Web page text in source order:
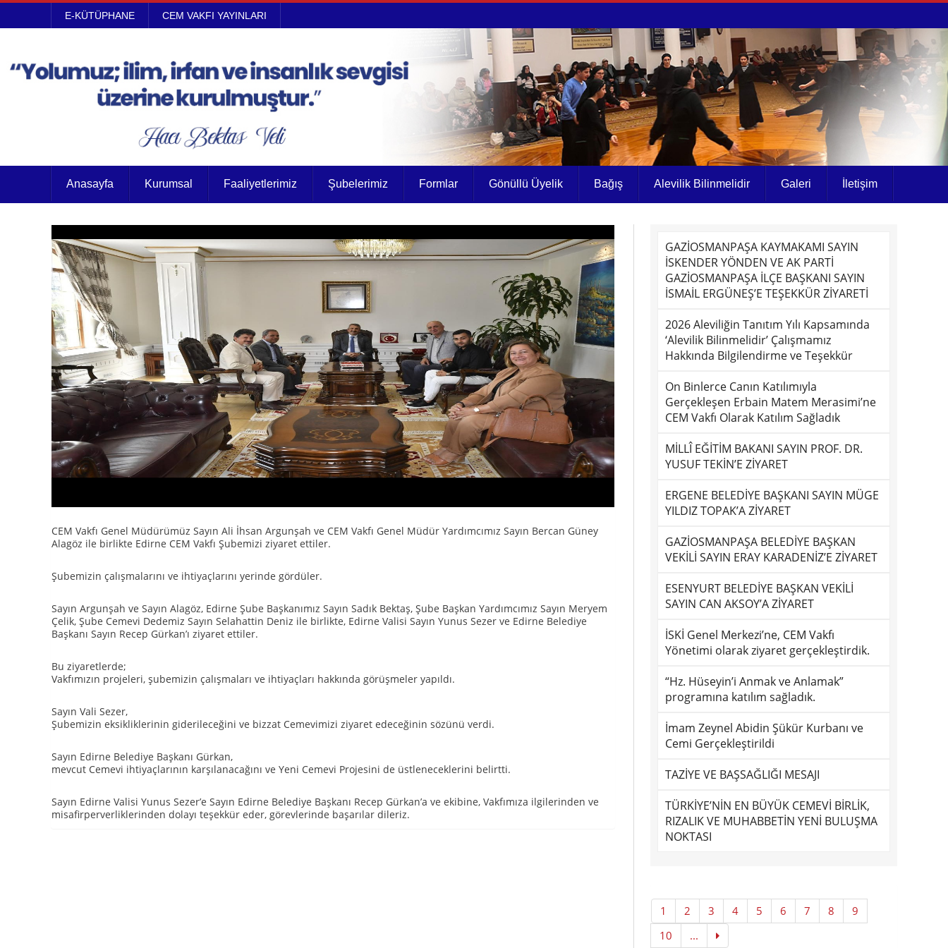
E-KÜTÜPHANE CEM VAKFI YAYINLARI
Anasayfa Kurumsal Faaliyetlerimiz Şubelerimiz Formlar Gönüllü Üyelik Bağış Alevilik Bilinmelidir Galeri İletişim
CEM Vakfı Genel Müdürümüz Sayın Ali İhsan Argunşah ve CEM Vakfı Genel Müdür Yardımcımız Sayın Bercan Güney
Alagöz ile birlikte Edirne CEM Vakfı Şubemizi ziyaret ettiler.
Şubemizin çalışmalarını ve ihtiyaçlarını yerinde gördüler.
Sayın Argunşah ve Sayın Alagöz, Edirne Şube Başkanımız Sayın Sadık Bektaş, Şube Başkan Yardımcımız Sayın Meryem
Çelik, Şube Cemevi Dedemiz Sayın Selahattin Deniz ile birlikte, Edirne Valisi Sayın Yunus Sezer ve Edirne Belediye
Başkanı Sayın Recep Gürkan’ı ziyaret ettiler.
Bu ziyaretlerde;
Vakfımızın projeleri, şubemizin çalışmaları ve ihtiyaçları hakkında görüşmeler yapıldı.
Sayın Vali Sezer,
Şubemizin eksikliklerinin giderileceğini ve bizzat Cemevimizi ziyaret edeceğinin sözünü verdi.
Sayın Edirne Belediye Başkanı Gürkan,
mevcut Cemevi ihtiyaçlarının karşılanacağını ve Yeni Cemevi Projesini de üstleneceklerini belirtti.
Sayın Edirne Valisi Yunus Sezer’e Sayın Edirne Belediye Başkanı Recep Gürkan’a ve ekibine, Vakfımıza ilgilerinden ve
misafirperverliklerinden dolayı teşekkür eder, görevlerinde başarılar dileriz.
GAZİOSMANPAŞA KAYMAKAMI SAYIN
İSKENDER YÖNDEN VE AK PARTİ
GAZİOSMANPAŞA İLÇE BAŞKANI SAYIN
İSMAİL ERGÜNEŞ’E TEŞEKKÜR ZİYARETİ
2026 Aleviliğin Tanıtım Yılı Kapsamında
‘Alevilik Bilinmelidir’ Çalışmamız
Hakkında Bilgilendirme ve Teşekkür
On Binlerce Canın Katılımıyla
Gerçekleşen Erbain Matem Merasimi’ne
CEM Vakfı Olarak Katılım Sağladık
MİLLÎ EĞİTİM BAKANI SAYIN PROF. DR.
YUSUF TEKİN’E ZİYARET
ERGENE BELEDİYE BAŞKANI SAYIN MÜGE
YILDIZ TOPAK’A ZİYARET
GAZİOSMANPAŞA BELEDİYE BAŞKAN
VEKİLİ SAYIN ERAY KARADENİZ’E ZİYARET
ESENYURT BELEDİYE BAŞKAN VEKİLİ
SAYIN CAN AKSOY’A ZİYARET
İSKİ Genel Merkezi’ne, CEM Vakfı
Yönetimi olarak ziyaret gerçekleştirdik.
“Hz. Hüseyin’i Anmak ve Anlamak”
programına katılım sağladık.
İmam Zeynel Abidin Şükür Kurbanı ve
Cemi Gerçekleştirildi
TAZİYE VE BAŞSAĞLIĞI MESAJI
TÜRKİYE’NİN EN BÜYÜK CEMEVİ BİRLİK,
RIZALIK VE MUHABBETİN YENİ BULUŞMA
NOKTASI
1 2 3 4 5 6 7 8
9
10
...